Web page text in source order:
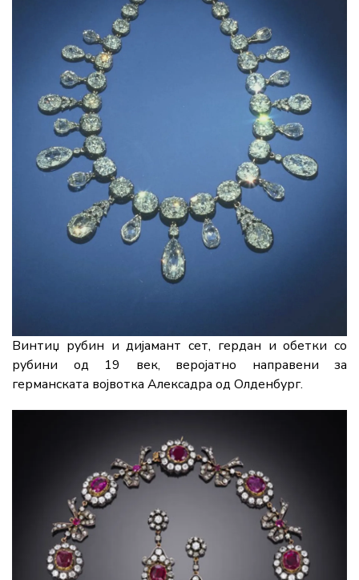
Винтиџ рубин и дијамант сет, гердан и обетки со
рубини од 19 век, веројатно направени за
германската војвотка Алексадра од Олденбург.